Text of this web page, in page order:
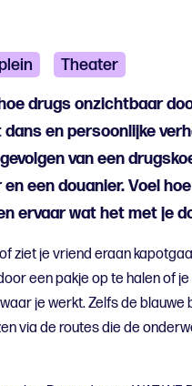
Theater
drugs onzichtbaar
dans en persoonlijke
van een
een douanier. Voel
ervaar wat het met je
ziet je vriend eraan
een pakje op te halen of
je werkt. Zelfs de blauwe
via de routes die de